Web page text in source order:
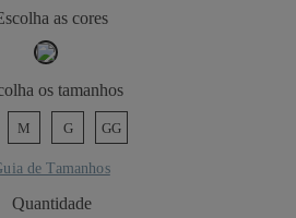
cores
tamanhos
M G GG
de Tamanhos